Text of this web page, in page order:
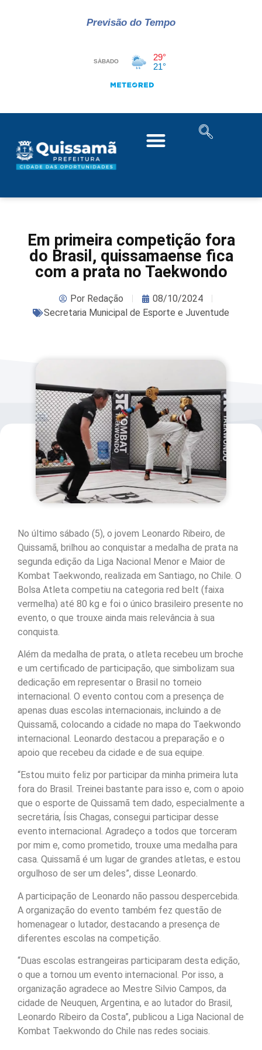
Previsão do Tempo
Em primeira competição fora
do Brasil, quissamaense fica
com a prata no Taekwondo
PorRedação
08/10/2024
Secretaria Municipal de Esporte e Juventude
No último sábado (5), o jovem Leonardo Ribeiro, de
Quissamã, brilhou ao conquistar a medalha de prata na
segunda edição da Liga Nacional Menor e Maior de
Kombat Taekwondo, realizada em Santiago, no Chile. O
Bolsa Atleta competiu na categoria red belt (faixa
vermelha) até 80 kg e foi o único brasileiro presente no
evento, o que trouxe ainda mais relevância à sua
conquista.
Além da medalha de prata, o atleta recebeu um broche
e um certificado de participação, que simbolizam sua
dedicação em representar o Brasil no torneio
internacional. O evento contou com a presença de
apenas duas escolas internacionais, incluindo a de
Quissamã, colocando a cidade no mapa do Taekwondo
internacional. Leonardo destacou a preparação e o
apoio que recebeu da cidade e de sua equipe.
“Estou muito feliz por participar da minha primeira luta
fora do Brasil. Treinei bastante para isso e, com o apoio
que o esporte de Quissamã tem dado, especialmente a
secretária, Ísis Chagas, consegui participar desse
evento internacional. Agradeço a todos que torceram
por mim e, como prometido, trouxe uma medalha para
casa. Quissamã é um lugar de grandes atletas, e estou
orgulhoso de ser um deles”, disse Leonardo.
A participação de Leonardo não passou despercebida.
A organização do evento também fez questão de
homenagear o lutador, destacando a presença de
diferentes escolas na competição.
“Duas escolas estrangeiras participaram desta edição,
o que a tornou um evento internacional. Por isso, a
organização agradece ao Mestre Silvio Campos, da
cidade de Neuquen, Argentina, e ao lutador do Brasil,
Leonardo Ribeiro da Costa”, publicou a Liga Nacional de
Kombat Taekwondo do Chile nas redes sociais.